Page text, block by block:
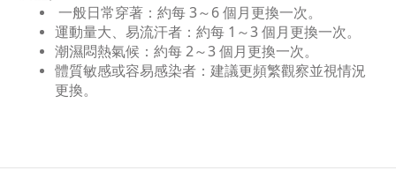
一般日常穿著：約每 3～6 個月更換一次。
運動量大、易流汗者：約每 1～3 個月更換一次。
潮濕悶熱氣候：約每 2～3 個月更換一次。
體質敏感或容易感染者：建議更頻繁觀察並視情況
更換。